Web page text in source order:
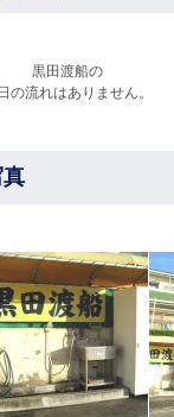
黒田渡船の
の流れはありません。